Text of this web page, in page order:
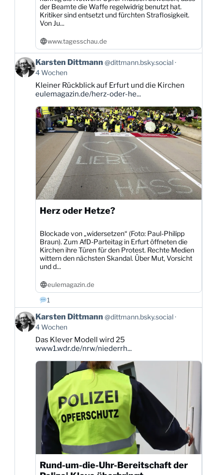
der Beamte die Waffe regelwidrig benutzt hat.
Kritiker sind entsetzt und fürchten Straflosigkeit.
Von Ju...
www.tagesschau.de
Beitrag
von
Karsten
Dittmann
Bluesky
ansehen
Karsten Dittmann @dittmann.bsky.social
4 Wochen
Kleiner Rückblick auf Erfurt und die Kirchen
eulemagazin.de/herz-oder-he...
Herz oder Hetze?
Blockade von „widersetzen“ (Foto: Paul-Philipp
Braun). Zum AfD-Parteitag in Erfurt öffneten die
Kirchen ihre Türen für den Protest. Rechte Medien
wittern den nächsten Skandal. Über Mut, Vorsicht
und d...
eulemagazin.de
1
Beitrag
von
Karsten
Dittmann
Bluesky
Karsten Dittmann @dittmann.bsky.social
4 Wochen
Das Klever Modell wird 25
www1.wdr.de/nrw/niederrh...
Rund-um-die-Uhr-Bereitschaft der